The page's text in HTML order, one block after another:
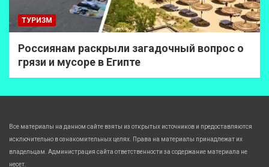
ТУРИЗМ
Россиянам раскрыли загадочный вопрос о
грязи и мусоре в Египте
Все материалы на данном сайте взяты из открытых источников и предоставляются
исключительно в ознакомительных целях. Права на материалы принадлежат их
владельцам. Администрация сайта ответственности за содержание материала не
несет.